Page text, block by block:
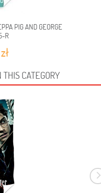
PIG AND GEORGE
R
THIS CATEGORY